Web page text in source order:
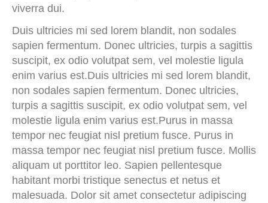
viverra dui.
Duis ultricies mi sed lorem blandit, non sodales
sapien fermentum. Donec ultricies, turpis a sagittis
suscipit, ex odio volutpat sem, vel molestie ligula
enim varius est.Duis ultricies mi sed lorem blandit,
non sodales sapien fermentum. Donec ultricies,
turpis a sagittis suscipit, ex odio volutpat sem, vel
molestie ligula enim varius est.Purus in massa
tempor nec feugiat nisl pretium fusce. Purus in
massa tempor nec feugiat nisl pretium fusce. Mollis
aliquam ut porttitor leo. Sapien pellentesque
habitant morbi tristique senectus et netus et
malesuada. Dolor sit amet consectetur adipiscing